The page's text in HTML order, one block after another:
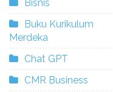
Bisnis
Buku Kurikulum
Merdeka
Chat GPT
CMR Business